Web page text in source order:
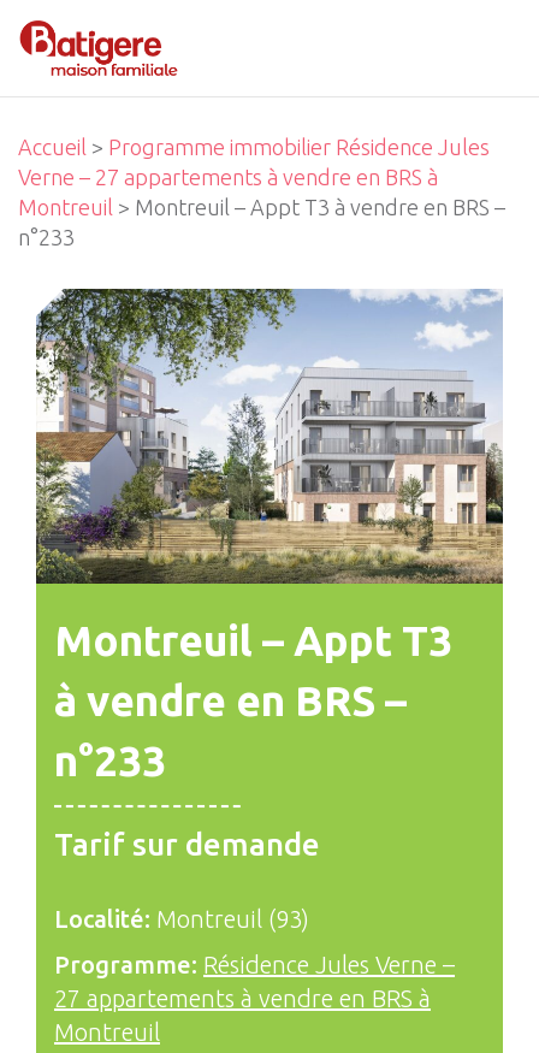
Accueil > Programme immobilier Résidence Jules
Verne – 27 appartements à vendre en BRS à
Montreuil > Montreuil – Appt T3 à vendre en BRS –
n°233
Montreuil – Appt T3
à vendre en BRS –
n°233
Tarif sur demande
Localité: Montreuil (93)
Programme: Résidence Jules Verne –
27 appartements à vendre en BRS à
Montreuil